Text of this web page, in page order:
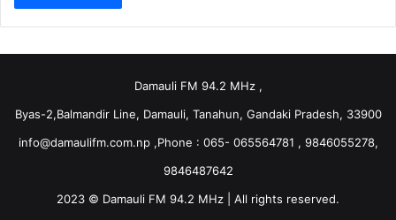
Damauli FM 94.2 MHz ,
Byas-2,Balmandir Line, Damauli, Tanahun, Gandaki Pradesh, 33900
info@damaulifm.com.np,Phone : 065- 065564781 , 9846055278,
9846487642
2023 © Damauli FM 94.2 MHz | All rights reserved.